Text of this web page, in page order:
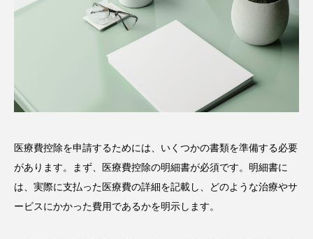
医療費控除を申請するためには、いくつかの書類を準備する必要
があります。まず、医療費控除の明細書が必須です。明細書に
は、実際に支払った医療費の詳細を記載し、どのような治療やサ
ービスにかかった費用であるかを明示します。